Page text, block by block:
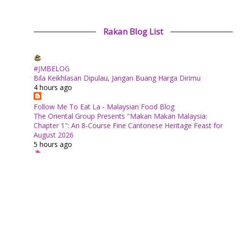
Rakan Blog List
#JMBELOG
Bila Keikhlasan Dipulau, Jangan Buang Harga Dirimu
4 hours ago
Follow Me To Eat La - Malaysian Food Blog
The Oriental Group Presents "Makan Makan Malaysia:
Chapter 1": An 8-Course Fine Cantonese Heritage Feast for
August 2026
5 hours ago